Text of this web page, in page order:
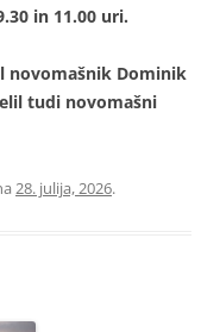
in 11.00 uri.
novomašnik Dominik
tudi novomašni
28. julija, 2026.